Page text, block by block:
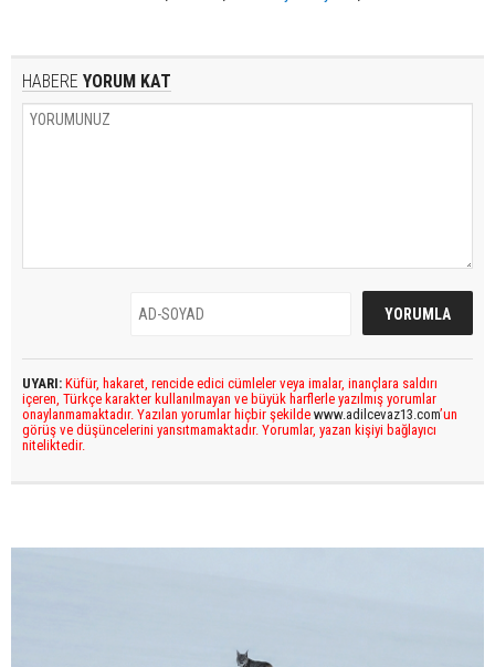
HABERE YORUM KAT
UYARI: Küfür, hakaret, rencide edici cümleler veya imalar, inançlara saldırı
içeren, Türkçe karakter kullanılmayan ve büyük harflerle yazılmış yorumlar
onaylanmamaktadır. Yazılan yorumlar hiçbir şekilde www.adilcevaz13.com’un
görüş ve düşüncelerini yansıtmamaktadır. Yorumlar, yazan kişiyi bağlayıcı
niteliktedir.